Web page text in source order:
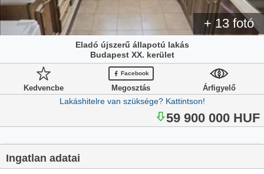
+ 13 fotó
Eladó újszerű állapotú lakás
Budapest XX. kerület
Facebook
Kedvencbe Megosztás Árfigyelő
Lakáshitelre van szüksége? Kattintson!
59 900 000 HUF
Ingatlan adatai